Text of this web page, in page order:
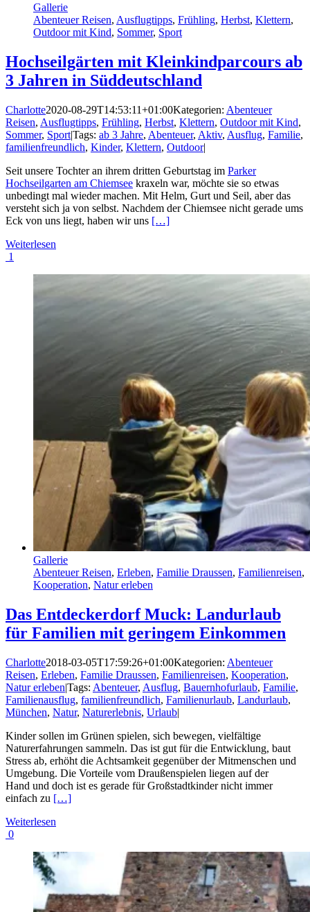
Gallerie
Abenteuer Reisen, Ausflugtipps, Frühling, Herbst, Klettern,
Outdoor mit Kind, Sommer, Sport
Hochseilgärten mit Kleinkindparcours ab
3 Jahren in Süddeutschland
Charlotte2020-08-29T14:53:11+01:00Kategorien: Abenteuer
Reisen, Ausflugtipps, Frühling, Herbst, Klettern, Outdoor mit Kind,
Sommer, Sport|Tags: ab 3 Jahre, Abenteuer, Aktiv, Ausflug, Familie,
familienfreundlich, Kinder, Klettern, Outdoor|
Seit unsere Tochter an ihrem dritten Geburtstag im Parker
Hochseilgarten am Chiemsee kraxeln war, möchte sie so etwas
unbedingt mal wieder machen. Mit Helm, Gurt und Seil, aber das
versteht sich ja von selbst. Nachdem der Chiemsee nicht gerade ums
Eck von uns liegt, haben wir uns […]
Weiterlesen
1
Gallerie
Abenteuer Reisen, Erleben, Familie Draussen, Familienreisen,
Kooperation, Natur erleben
Das Entdeckerdorf Muck: Landurlaub
für Familien mit geringem Einkommen
Charlotte2018-03-05T17:59:26+01:00Kategorien: Abenteuer
Reisen, Erleben, Familie Draussen, Familienreisen, Kooperation,
Natur erleben|Tags: Abenteuer, Ausflug, Bauernhofurlaub, Familie,
Familienausflug, familienfreundlich, Familienurlaub, Landurlaub,
München, Natur, Naturerlebnis, Urlaub|
Kinder sollen im Grünen spielen, sich bewegen, vielfältige
Naturerfahrungen sammeln. Das ist gut für die Entwicklung, baut
Stress ab, erhöht die Achtsamkeit gegenüber der Mitmenschen und
Umgebung. Die Vorteile vom Draußenspielen liegen auf der
Hand und doch ist es gerade für Großstadtkinder nicht immer
einfach zu […]
Weiterlesen
0